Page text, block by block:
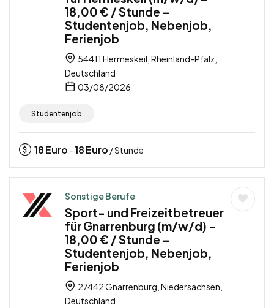
18,00 € / Stunde –
Studentenjob, Nebenjob,
Ferienjob
54411 Hermeskeil, Rheinland-Pfalz,
Deutschland
03/08/2026
Studentenjob
18Euro -18Euro / Stunde
Sonstige Berufe
Sport- und Freizeitbetreuer
für Gnarrenburg (m/w/d) –
18,00 € / Stunde –
Studentenjob, Nebenjob,
Ferienjob
27442 Gnarrenburg, Niedersachsen,
Deutschland